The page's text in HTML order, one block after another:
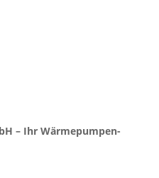
– Ihr Wärmepumpen-